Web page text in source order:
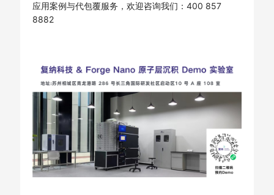
应用案例与代包覆服务，欢迎咨询我们：400 857
8882